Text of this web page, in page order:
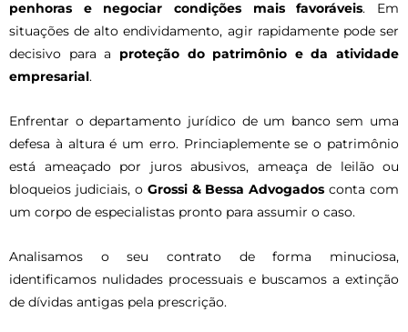
penhoras e negociar condições mais favoráveis. Em
situações de alto endividamento, agir rapidamente pode ser
decisivo para a proteção do patrimônio e da atividade
empresarial.
Enfrentar o departamento jurídico de um banco sem uma
defesa à altura é um erro. Princiaplemente se o patrimônio
está ameaçado por juros abusivos, ameaça de leilão ou
bloqueios judiciais, o Grossi & Bessa Advogados conta com
um corpo de especialistas pronto para assumir o caso.
Analisamos o seu contrato de forma minuciosa,
identificamos nulidades processuais e buscamos a extinção
de dívidas antigas pela prescrição.